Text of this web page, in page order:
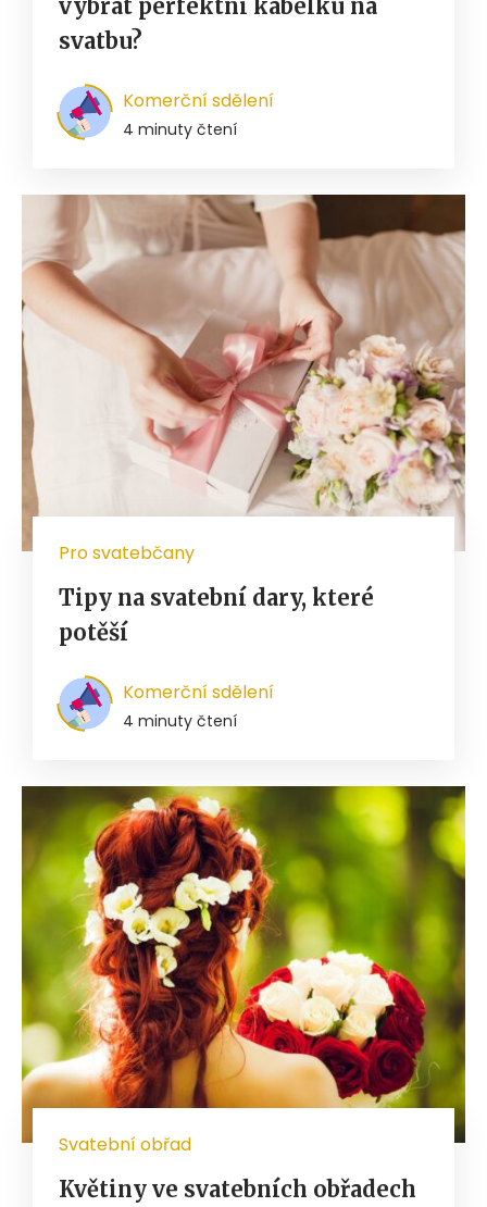
vybrat perfektní kabelku na
svatbu?
Komerční sdělení
4 minuty čtení
Pro svatebčany
Tipy na svatební dary, které
potěší
Komerční sdělení
4 minuty čtení
Svatební obřad
Květiny ve svatebních obřadech